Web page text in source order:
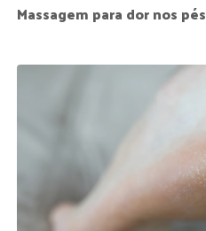
Massagem para dor nos pés